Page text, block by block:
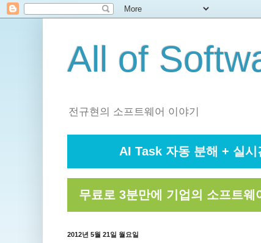
All of
전규현의 소프트웨어 이야기
AI Task 자동 분해 + 실
무료로 3분만에 기업의 소프트
2012년 5월 21일 월요일